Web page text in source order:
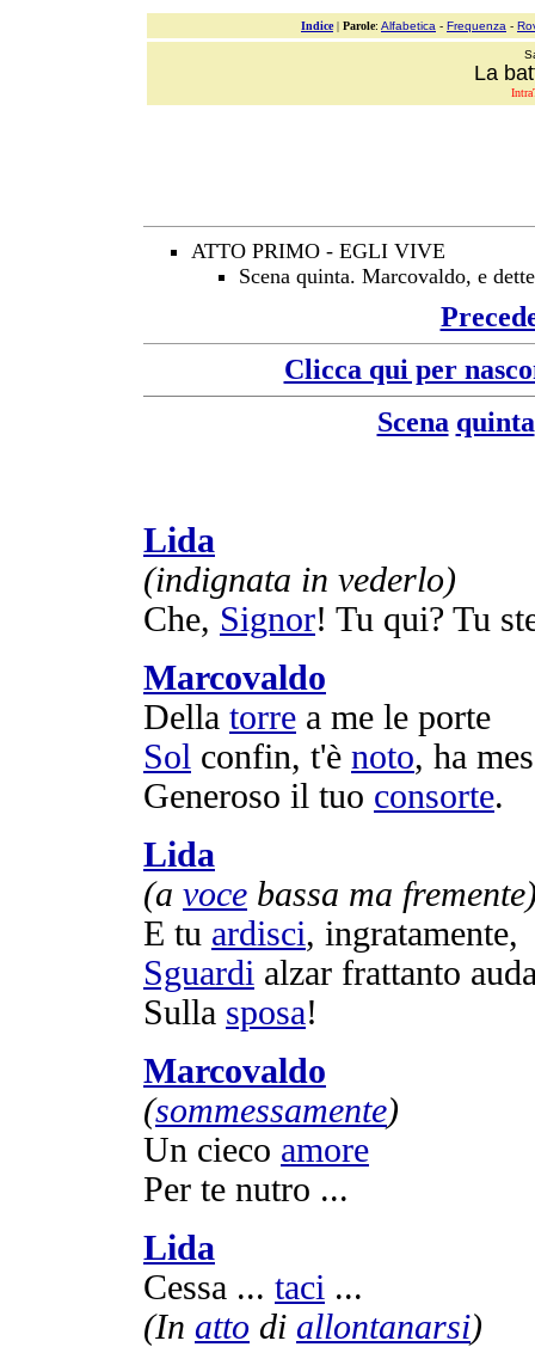
Indice| Parole: Alfabetica - Frequenza -
La
ATTO PRIMO - EGLI VIVE
Scena quinta. Marcovaldo, e dette
Clicca qui per
Scena quinta
Lida
(indignata in vederlo)
Che, Signor! Tu qui? Tu
Marcovaldo
Della torre a me le porte
Sol confin, t'è noto, ha
Generoso il tuo consorte.
Lida
(a voce bassa ma fremente
E tu ardisci, ingratamente,
Sguardi alzar frattanto
Sulla sposa!
Marcovaldo
(sommessamente)
Un cieco amore
Per te nutro ...
Lida
Cessa ... taci ...
(In atto di allontanarsi)